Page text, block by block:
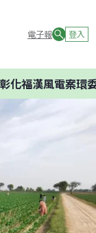
電子報 登入
風電案環委建議